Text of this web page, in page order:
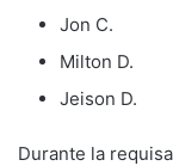
Jon C.
Milton D.
Jeison D.
Durante la